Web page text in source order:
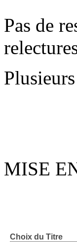
Pas de
MISE
Choix du Titre